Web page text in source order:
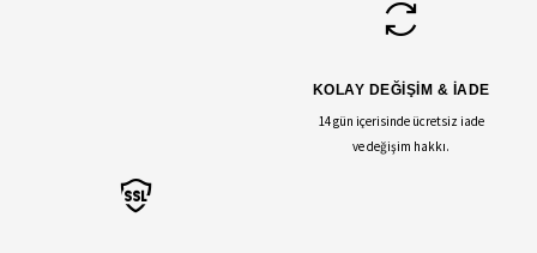
KOLAY DEĞİŞİM & İADE
14 gün içerisinde ücretsiz iade
ve değişim hakkı.